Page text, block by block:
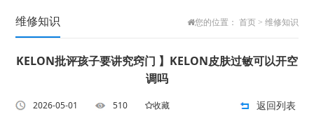
维修知识 您的位置： 首页> 维修知识
KELON批评孩子要讲究窍门 】KELON皮肤过敏可以开空
调吗
2026-05-01 510 收藏 返回列表